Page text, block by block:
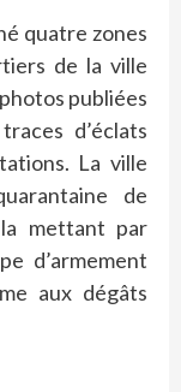
quatre zones
de la ville
publiées
d’éclats
La ville
de
mettant par
d’armement
aux dégâts